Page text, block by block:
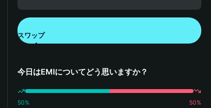
スワップ
今日はEMIについてどう思いますか？
50% 50%